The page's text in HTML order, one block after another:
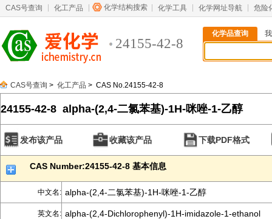
CAS号查询 化工产品 化学结构搜索 化学工具 化学网址导航 危险
24155-42-8
化学品查询
CAS号查询 > 化工产品 > CAS No.24155-42-8
24155-42-8 alpha-(2,4-二氯苯基)-1H-咪唑-1-乙醇
发布该产品 收藏该产品 下载PDF格式
CAS Number:24155-42-8 基本信息
中文名: alpha-(2,4-二氯苯基)-1H-咪唑-1-乙醇
英文名: alpha-(2,4-Dichlorophenyl)-1H-imidazole-1-ethanol